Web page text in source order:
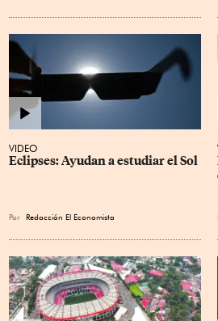
VIDEO
Eclipses: Ayudan a estudiar el Sol
Por Redacción El Economista